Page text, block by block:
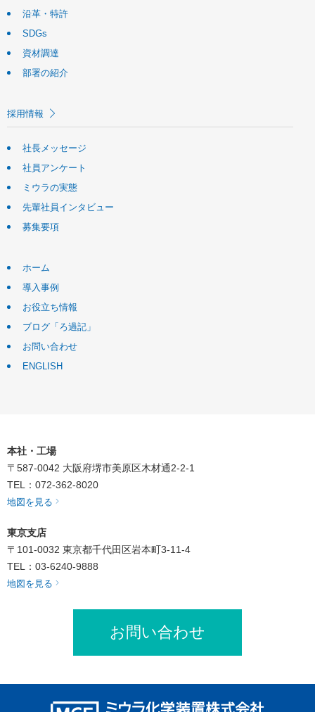
沿革・特許
SDGs
資材調達
部署の紹介
採用情報
社長メッセージ
社員アンケート
ミウラの実態
先輩社員インタビュー
募集要項
ホーム
導入事例
お役立ち情報
ブログ「ろ過記」
お問い合わせ
ENGLISH
本社・工場
〒587-0042 大阪府堺市美原区木材通2-2-1
TEL：072-362-8020
地図を見る
東京支店
〒101-0032 東京都千代田区岩本町3-11-4
TEL：03-6240-9888
地図を見る
お問い合わせ